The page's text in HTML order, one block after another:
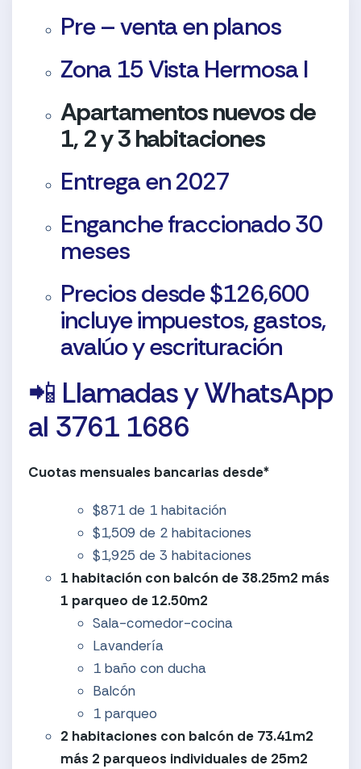
Pre – venta en planos
Zona 15 Vista Hermosa I
Apartamentos nuevos de
1, 2 y 3 habitaciones
Entrega en 2027
Enganche fraccionado 30
meses
Precios desde $126,600
incluye impuestos, gastos,
avalúo y escrituración
📲 Llamadas y WhatsApp
al 3761 1686
Cuotas mensuales bancarias desde*
$871 de 1 habitación
$1,509 de 2 habitaciones
$1,925 de 3 habitaciones
1 habitación con balcón de 38.25m2 más
1 parqueo de 12.50m2
Sala-comedor-cocina
Lavandería
1 baño con ducha
Balcón
1 parqueo
2 habitaciones con balcón de 73.41m2
más 2 parqueos individuales de 25m2